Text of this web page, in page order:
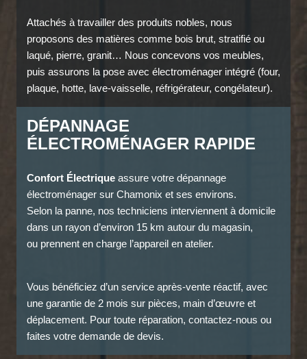
Attachés à travailler des produits nobles, nous
proposons des matières comme bois brut, stratifié ou
laqué, pierre, granit… Nous concevons vos meubles,
puis assurons la pose avec électroménager intégré (four,
plaque, hotte, lave-vaisselle, réfrigérateur, congélateur).
DÉPANNAGE
ÉLECTROMÉNAGER RAPIDE
Confort Électrique assure votre dépannage
électroménager sur Chamonix et ses environs.
Selon la panne, nos techniciens interviennent à domicile
dans un rayon d’environ 15 km autour du magasin,
ou prennent en charge l’appareil en atelier.
Vous bénéficiez d’un service après-vente réactif, avec
une garantie de 2 mois sur pièces, main d’œuvre et
déplacement. Pour toute réparation, contactez-nous ou
faites votre demande de devis.